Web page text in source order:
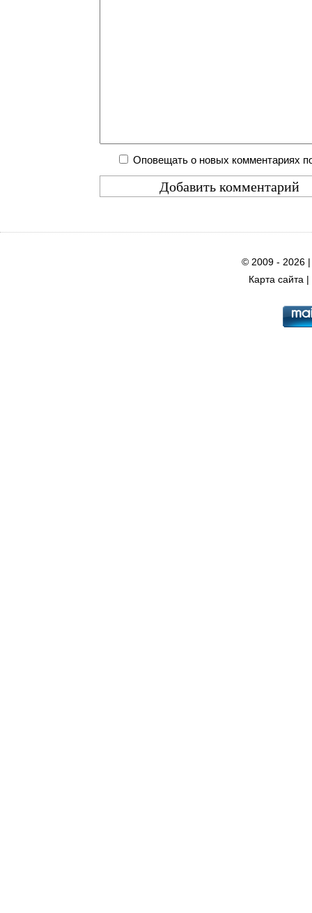
Оповещать о новых комментариях
© 2009 - 2026
Карта сайта